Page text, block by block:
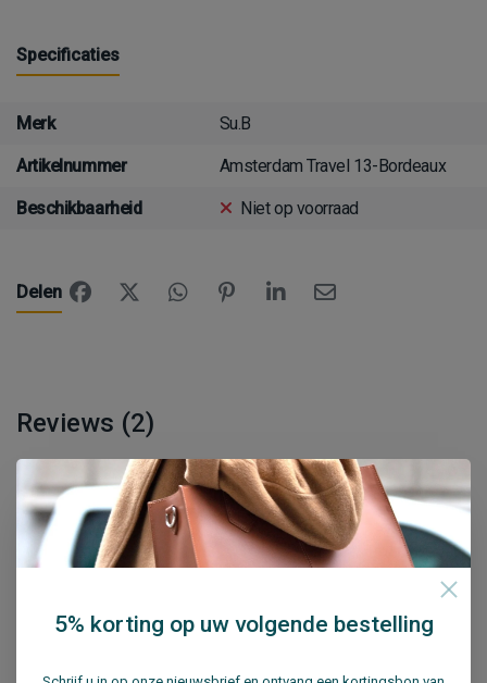
Specificaties
Merk Su.B
Artikelnummer Amsterdam Travel 13-Bordeaux
Beschikbaarheid Niet op voorraad
Delen
Reviews (2)
sterren op basis van2 beoordelingen
Rashad Madi
13 Aug 2021
I bought this bag for my wife's birthday. The bag looks
My wife really loves it.
5% korting op uw volgende bestelling